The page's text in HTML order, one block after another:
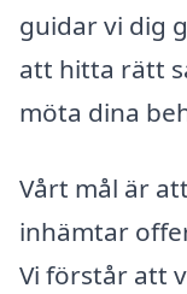
guidar vi dig
att hitta rätt
möta dina
Vårt mål är
inhämtar
Vi förstår att